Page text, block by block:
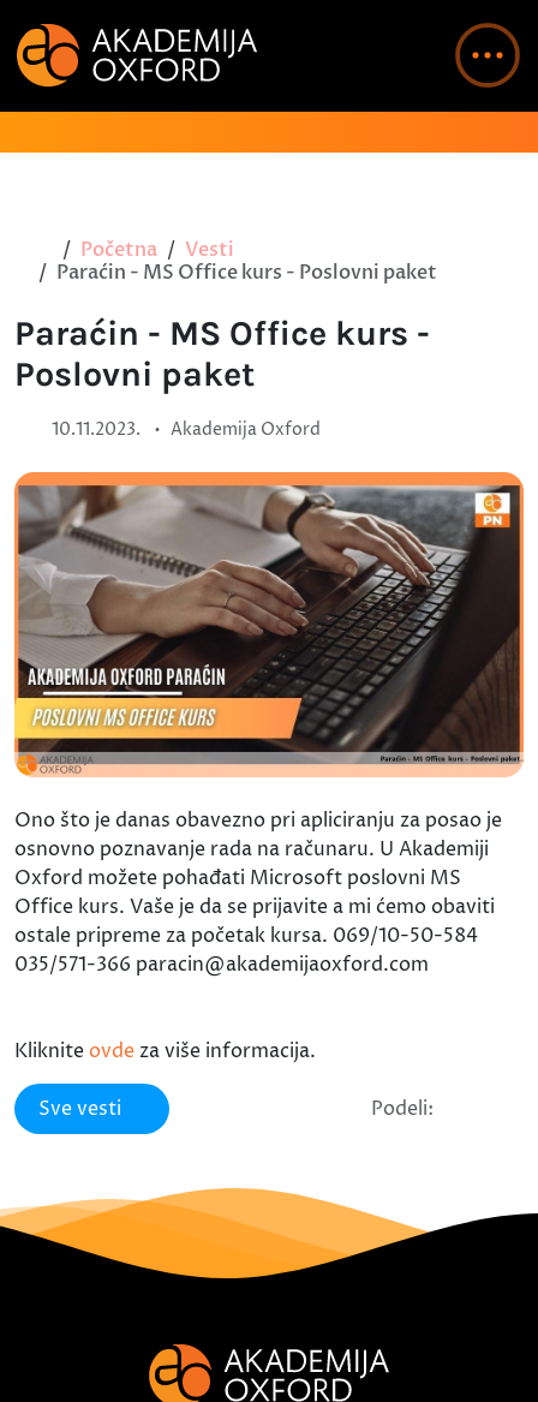
Početna
Vesti
Paraćin - MS Office kurs - Poslovni paket
Paraćin - MS Office kurs -
Poslovni paket
10.11.2023. • Akademija Oxford
Ono što je danas obavezno pri apliciranju za posao je
osnovno poznavanje rada na računaru. U Akademiji
Oxford možete pohađati Microsoft poslovni MS
Office kurs. Vaše je da se prijavite a mi ćemo obaviti
ostale pripreme za početak kursa. 069/10-50-584
035/571-366 paracin@akademijaoxford.com
Kliknite ovde za više informacija.
Sve vesti Podeli: